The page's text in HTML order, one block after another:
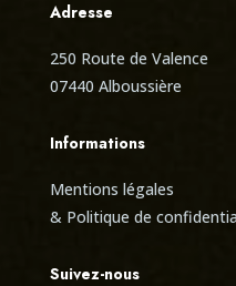
Adresse
250 Route de Valence
07440 Alboussière
Informations
Mentions légales
& Politique de
Suivez-nous